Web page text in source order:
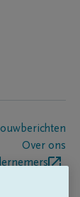
Over ons